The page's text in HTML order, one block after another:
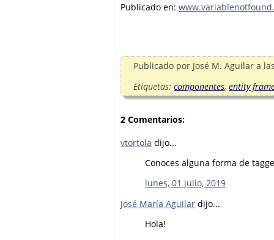
Publicado en:
Publicado por José M. Aguilar a
Etiquetas: componentes, entity
2 Comentarios:
vtortola dijo...
Conoces alguna forma de
lunes, 01 julio, 2019
José María Aguilar dijo...
Hola!